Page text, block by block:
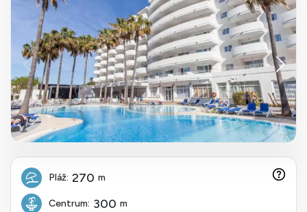
Pláž: 270 m
Centrum: 300 m